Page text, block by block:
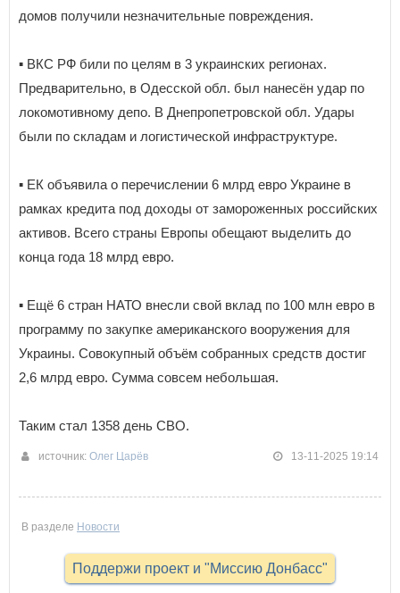
домов получили незначительные повреждения.
▪️ ВКС РФ били по целям в 3 украинских регионах.
Предварительно, в Одесской обл. был нанесён удар по
локомотивному депо. В Днепропетровской обл. Удары
были по складам и логистической инфраструктуре.
▪️ ЕК объявила о перечислении 6 млрд евро Украине в
рамках кредита под доходы от замороженных российских
активов. Всего страны Европы обещают выделить до
конца года 18 млрд евро.
▪️ Ещё 6 стран НАТО внесли свой вклад по 100 млн евро в
программу по закупке американского вооружения для
Украины. Совокупный объём собранных средств достиг
2,6 млрд евро. Сумма совсем небольшая.
Таким стал 1358 день СВО.
источник: Олег Царёв 13-11-2025 19:14
В разделе Новости
Поддержи проект и "Миссию Донбасс"